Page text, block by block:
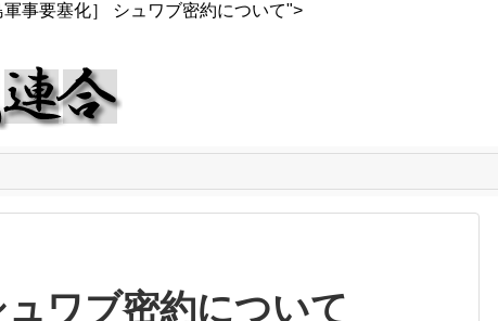
軍事要塞化］ シュワブ密約について">
ュワブ密約について